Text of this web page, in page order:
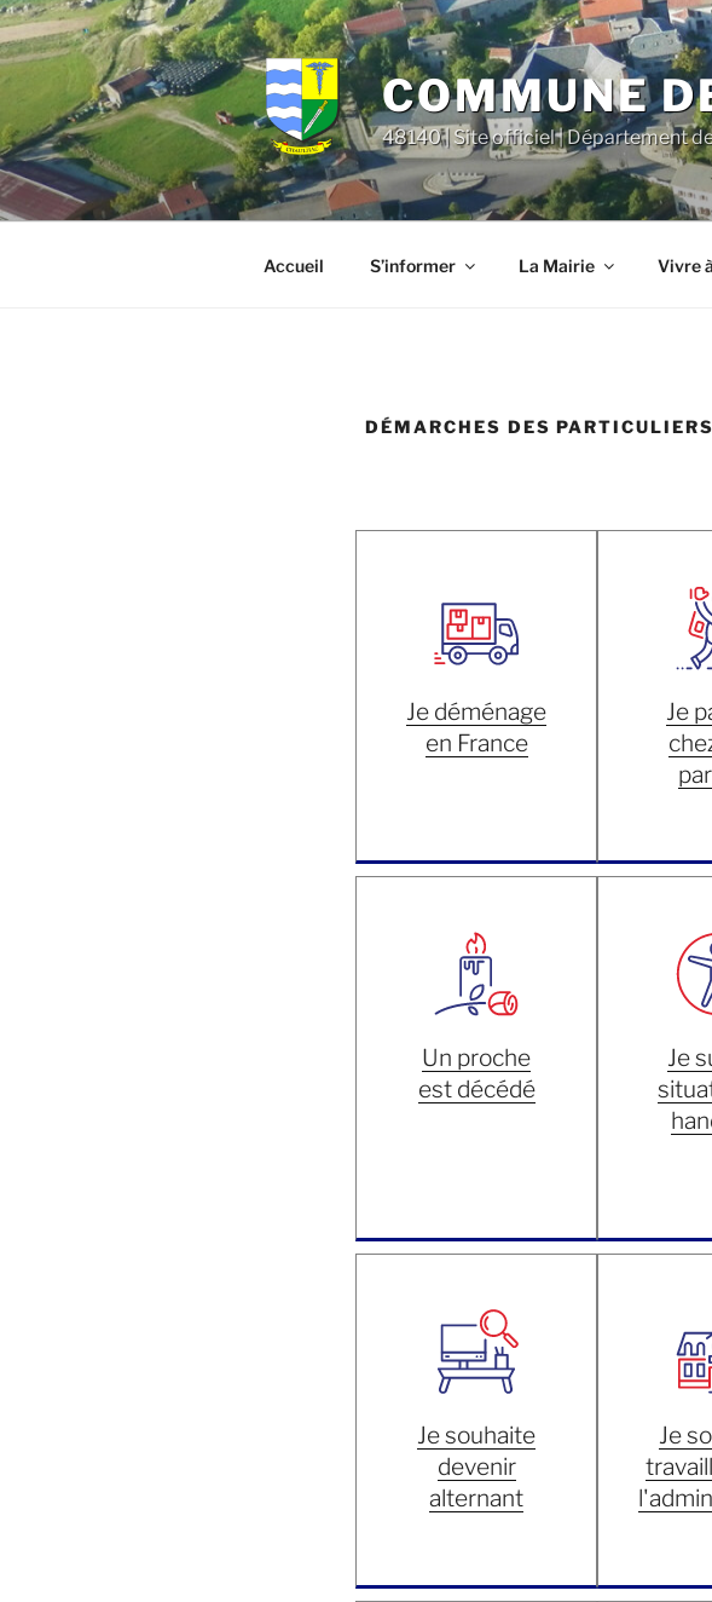
principal
Aller
au
contenu
principal
COMMUNE
48140 | Site officiel | Département
Accueil S’informer La Mairie Vivre
DÉMARCHES DES PARTICULIERS
Je déménage
en France
Je
Un proche
est décédé
Je
Je souhaite
devenir
alternant
Je